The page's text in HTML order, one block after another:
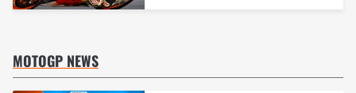
MOTOGP NEWS